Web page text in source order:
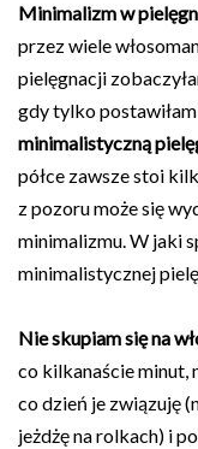
Minimalizm w
przez wiele
pielęgnacji
gdy tylko
minimalistyczną
półce zawsze stoi
z pozoru może się
minimalizmu. W jaki
minimalistycznej
Nie skupiam się na
co kilkanaście minut,
co dzień je związuję
jeżdżę na rolkach) i